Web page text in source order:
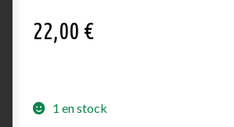
22,00 €
1 en stock